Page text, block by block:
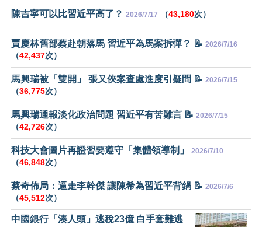
陳吉寧可以比習近平高了？ 2026/7/17 （43,180次）
賈慶林舊部蔡赴朝落馬 習近平為馬案拆彈？ 📝 2026/7/16
（42,437次）
馬興瑞被「雙開」 張又俠案查處進度引疑問 📝 2026/7/15
（36,775次）
馬興瑞通報淡化政治問題 習近平有苦難言 📝 2026/7/15
（42,726次）
科技大會圖片再證習要遵守「集體領導制」 2026/7/10
（46,848次）
蔡奇佈局：逼走李幹傑 讓陳希為習近平背鍋 📝 2026/7/6
（45,512次）
中國銀行「湊人頭」逃稅23億 白手套難逃